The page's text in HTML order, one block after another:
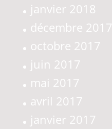
janvier 2018
décembre 2017
octobre 2017
juin 2017
mai 2017
avril 2017
janvier 2017